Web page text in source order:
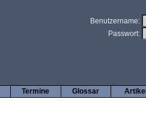
Benutzername:
Passwort:
Artikel
Glossar
Termine